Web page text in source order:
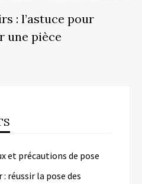
: l’astuce pour
une pièce
et précautions de pose
réussir la pose des